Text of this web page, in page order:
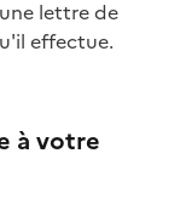
lettre de
effectue.
à votre